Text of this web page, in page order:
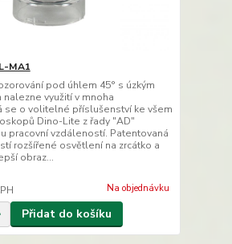
MA1
pod úhlem 45° s úzkým
nalezne využití v mnoha
se o volitelné příslušenství ke všem
Dino-Lite z řady "AD"
pracovní vzdáleností. Patentovaná
rozšířené osvětlení na zrcátko a
obraz...
Na objednávku
Přidat do košíku